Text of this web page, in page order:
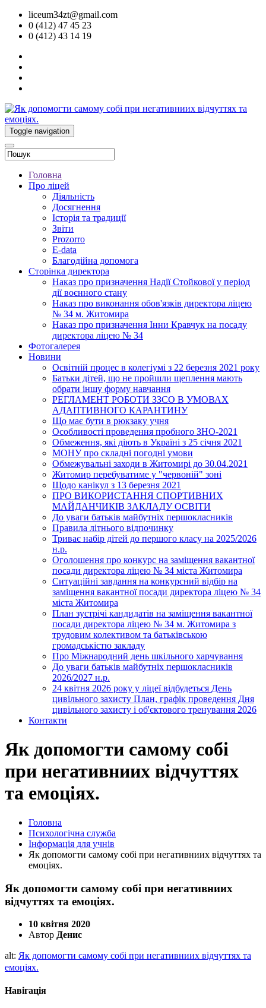
liceum34zt@gmail.com
0 (412) 47 45 23
0 (412) 43 14 19
Toggle navigation
Головна
Про ліцей
Діяльність
Досягнення
Історія та традиції
Звіти
Prozorro
E-data
Благодійна допомога
Сторінка директора
Наказ про призначення Надії Стойкової у період
дії воєнного стану
Наказ про виконання обов'язків директора ліцею
№ 34 м. Житомира
Наказ про призначення Інни Кравчук на посаду
директора ліцею № 34
Фотогалерея
Новини
Освітній процес в колегіумі з 22 березня 2021 року
Батьки дітей, що не пройшли щеплення мають
обрати іншу форму навчання
РЕГЛАМЕНТ РОБОТИ ЗЗСО В УМОВАХ
АДАПТИВНОГО КАРАНТИНУ
Що має бути в рюкзаку учня
Особливості проведення пробного ЗНО-2021
Обмеження, які діють в Україні з 25 січня 2021
МОНУ про складні погодні умови
Обмежувальні заходи в Житомирі до 30.04.2021
Житомир перебуватиме у "червоній" зоні
Щодо канікул з 13 березня 2021
ПРО ВИКОРИСТАННЯ СПОРТИВНИХ
МАЙДАНЧИКІВ ЗАКЛАДУ ОСВІТИ
До уваги батьків майбутніх першокласників
Правила літнього відпочинку
Триває набір дітей до першого класу на 2025/2026
н.р.
Оголошення про конкурс на заміщення вакантної
посади директора ліцею № 34 міста Житомира
Ситуаційні завдання на конкурсний відбір на
заміщення вакантної посади директора ліцею № 34
міста Житомира
План зустрічі кандидатів на заміщення вакантної
посади директора ліцею № 34 м. Житомира з
трудовим колективом та батьківською
громадськістю закладу
Про Міжнародний день шкільного харчування
До уваги батьків майбутніх першокласників
2026/2027 н.р.
24 квітня 2026 року у ліцеї відбудеться День
цивільного захисту План, графік проведення Дня
цивільного захисту і об'єктового тренування 2026
Контакти
Як допомогти самому собі
при негативниих відчуттях
та емоціях.
Головна
Психологічна служба
Інформація для учнів
Як допомогти самому собі при негативниих відчуттях та
емоціях.
Як допомогти самому собі при негативниих
відчуттях та емоціях.
10 квітня 2020
Автор Денис
alt: Як допомогти самому собі при негативниих відчуттях та
емоціях.
Навігація